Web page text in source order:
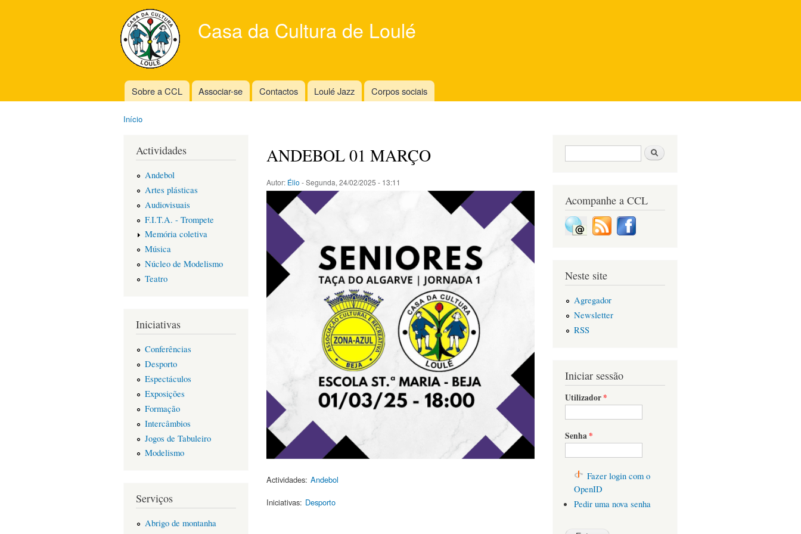
content
Casa da Cultura de Loulé
Main menu
Sobre a CCL Associar-se Contactos Loulé Jazz Corpos sociais
Início
Actividades
Andebol
Artes plásticas
Audiovisuais
F.I.T.A. - Trompete
Memória coletiva
Música
Núcleo de Modelismo
Teatro
Iniciativas
Conferências
Desporto
Espectáculos
Exposições
Formação
Intercâmbios
Jogos de Tabuleiro
Modelismo
Serviços
Abrigo de montanha
ANDEBOL 01 MARÇO
Autor: Élio - Segunda, 24/02/2025 - 13:11
Actividades: Andebol
Iniciativas: Desporto
Formulário de pesquisa
Pesquisar
Acompanhe a CCL
Neste site
Agregador
Newsletter
RSS
Iniciar sessão
Utilizador*
Senha*
Fazer login com o
OpenID
Pedir uma nova senha